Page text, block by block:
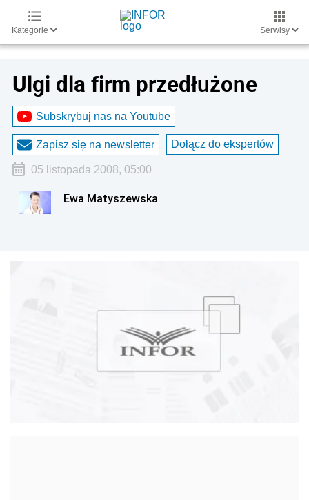
Kategorie Serwisy
Ulgi dla firm przedłużone
Subskrybuj nas na Youtube
Zapisz się na newsletter Dołącz do ekspertów
05 listopada 2008, 05:00
Ewa Matyszewska